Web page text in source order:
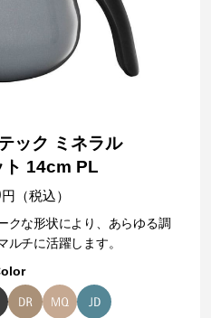
ック ミネラル
ト 14cm PL
円（税込）
クな形状により、あらゆる調
チに活躍します。